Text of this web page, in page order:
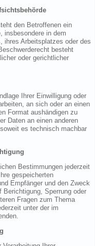
den Betroffenen ein
insbesondere in dem
ihres Arbeitsplatzes oder des
besteht
oder gerichtlicher
Ihrer Einwilligung oder
an sich oder an einen
Format aushändigen zu
Daten an einen anderen
es technisch machbar
Bestimmungen jederzeit
gespeicherten
Empfänger und den Zweck
Berichtigung, Sperrung oder
Fragen zum Thema
unter der im